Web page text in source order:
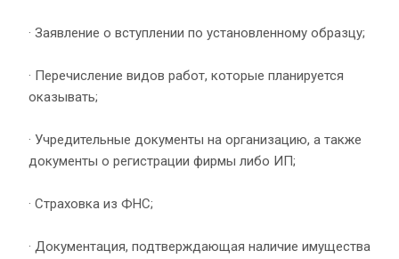
· Заявление о вступлении по установленному образцу;
· Перечисление видов работ, которые планируется
оказывать;
· Учредительные документы на организацию, а также
документы о регистрации фирмы либо ИП;
· Страховка из ФНС;
· Документация, подтверждающая наличие имущества